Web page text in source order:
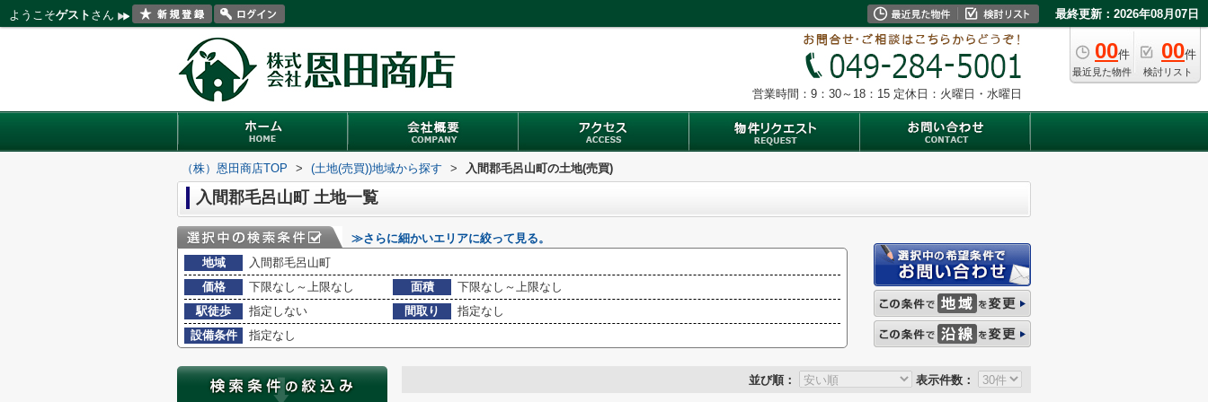
ようこそゲスト さん 最終更新：2026年08月07日
00件
最近見た物件
00件
検討リスト
営業時間：9：30～18：15 定休日：火曜日・水曜日
（株）恩田商店TOP > (土地(売買))地域から探す > 入間郡毛呂山町の土地(売買)
入間郡毛呂山町 土地一覧
≫さらに細かいエリアに絞って見る。
地域
入間郡毛呂山町
価格
下限なし～上限なし 面積
下限なし～上限なし
駅徒歩
指定しない 間取り
指定なし
設備条件
指定なし
並び順： 表示件数：